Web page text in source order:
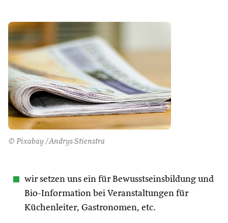
© Pixabay /Andrys Stienstra
wir setzen uns ein für Bewusstseinsbildung und
Bio-Information bei Veranstaltungen für
Küchenleiter, Gastronomen, etc.